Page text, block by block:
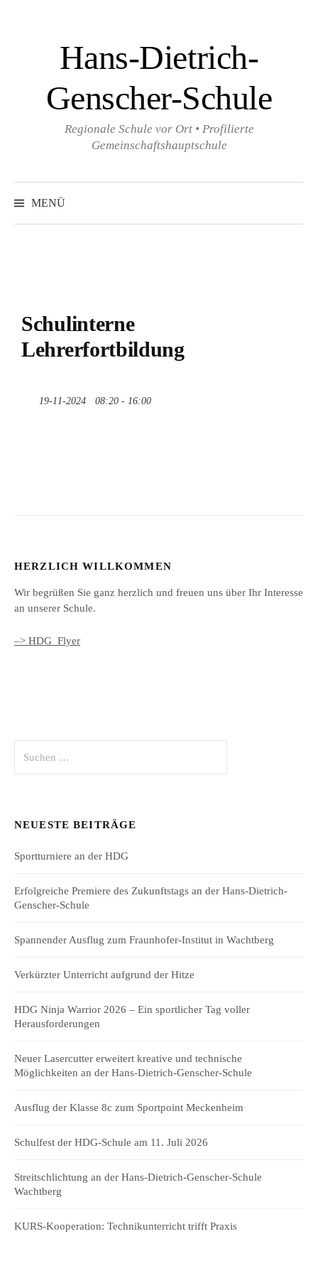
überspringenHans-Dietrich-
Genscher-Schule
Regionale Schule vor Ort • Profilierte
Gemeinschaftshauptschule
MENÜ
Schulinterne
Lehrerfortbildung
19-11-2024 08:20 - 16:00
HERZLICH WILLKOMMEN
Wir begrüßen Sie ganz herzlich und freuen uns über Ihr Interesse
an unserer Schule.
–> HDG_Flyer
nach:
NEUESTE BEITRÄGE
Sportturniere an der HDG
Erfolgreiche Premiere des Zukunftstags an der Hans-Dietrich-
Genscher-Schule
Spannender Ausflug zum Fraunhofer-Institut in Wachtberg
Verkürzter Unterricht aufgrund der Hitze
HDG Ninja Warrior 2026 – Ein sportlicher Tag voller
Herausforderungen
Neuer Lasercutter erweitert kreative und technische
Möglichkeiten an der Hans-Dietrich-Genscher-Schule
Ausflug der Klasse 8c zum Sportpoint Meckenheim
Schulfest der HDG-Schule am 11. Juli 2026
Streitschlichtung an der Hans-Dietrich-Genscher-Schule
Wachtberg
KURS-Kooperation: Technikunterricht trifft Praxis